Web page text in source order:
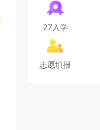
27入学
志愿填报